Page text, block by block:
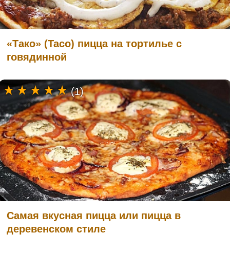
«Тако» (Taco) пицца на тортилье с
говядинной
Самая вкусная пицца или пицца в
деревенском стиле
(1)